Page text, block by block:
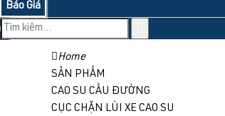
Báo Giá
Home
SẢN PHẨM
CAO SU CẦU ĐƯỜNG
CỤC CHẶN LÙI XE CAO SU